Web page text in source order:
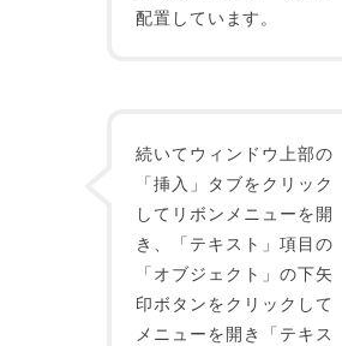
配置しています。
続いてウィンドウ上部の
「挿入」タブをクリック
してリボンメニューを開
き、「テキスト」項目の
「オブジェクト」の下矢
印ボタンをクリックして
メニューを開き「テキス